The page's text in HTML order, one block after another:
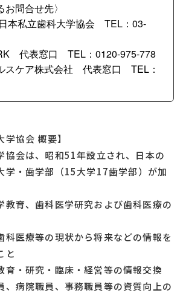
お問合せ先〉
本私立歯科大学協会 TEL：03-
代表窓口 TEL：0120-975-778
スケア株式会社 代表窓口 TEL：
学協会 概要】
協会は、昭和51年設立され、日本の
学・歯学部（15大学17歯学部）が加
教育、歯科医学研究および歯科医療の
科医療等の現状から将来などの情報を
と
育・研究・臨床・経営等の情報交換
、病院職員、事務職員等の資質向上の